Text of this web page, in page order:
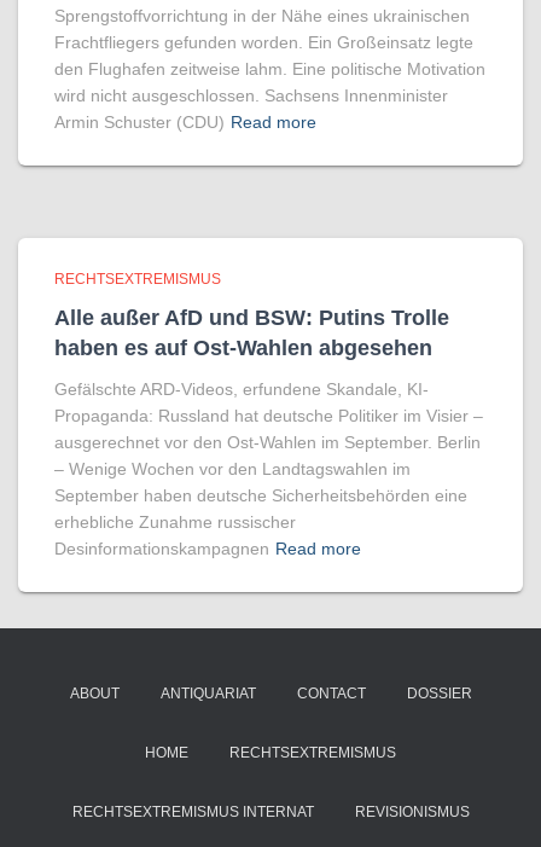
Sprengstoffvorrichtung in der Nähe eines ukrainischen
Frachtfliegers gefunden worden. Ein Großeinsatz legte
den Flughafen zeitweise lahm. Eine politische Motivation
wird nicht ausgeschlossen. Sachsens Innenminister
Armin Schuster (CDU) Read more
RECHTSEXTREMISMUS
Alle außer AfD und BSW: Putins Trolle
haben es auf Ost-Wahlen abgesehen
Gefälschte ARD-Videos, erfundene Skandale, KI-
Propaganda: Russland hat deutsche Politiker im Visier –
ausgerechnet vor den Ost-Wahlen im September. Berlin
– Wenige Wochen vor den Landtagswahlen im
September haben deutsche Sicherheitsbehörden eine
erhebliche Zunahme russischer
Desinformationskampagnen Read more
ABOUT ANTIQUARIAT CONTACT DOSSIER
HOME RECHTSEXTREMISMUS
RECHTSEXTREMISMUS INTERNAT REVISIONISMUS